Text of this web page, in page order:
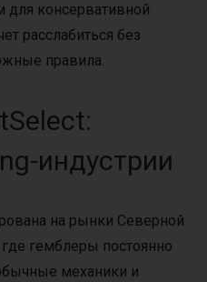
консервативной
расслабиться без
правила.
индустрии
на рынки Северной
гемблеры постоянно
механики и